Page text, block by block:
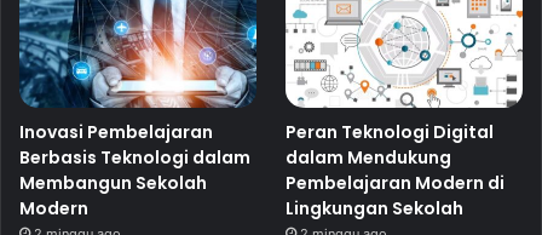
Inovasi Pembelajaran
Berbasis Teknologi dalam
Membangun Sekolah
Modern
Peran Teknologi Digital
dalam Mendukung
Pembelajaran Modern di
Lingkungan Sekolah